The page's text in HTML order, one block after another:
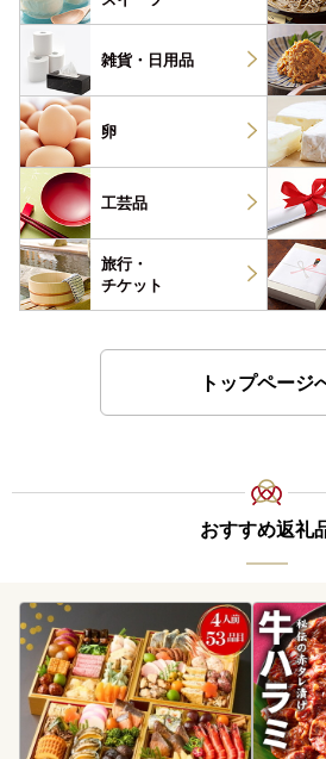
雑貨・ 日用品
卵
工芸品
旅行・
チケット
トップページ
おすすめ返礼